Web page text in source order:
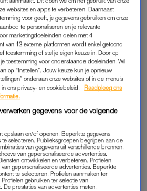
vouw ik de was. Als ze me van de
of ik misschien zwanger ben. Ik moet
ik dat echt niet wil, een kind, nu. En
ik heb niet eens een vriend. Ze
vorig jaar nu niet, je zegt nu nu niet,
We moeten allebei hard lachen, het is
waarop ik dacht: ik wil een kind is
En wachtte ik daar eigenlijk op?
'Ik leer voor het eerst hoe het
is om gelukkig te zijn met
mezelf'
LEES OOK
websites en apps te verbeteren. Daarnaast
voor geeft, je gegevens gebruiken om onze
te personaliseren en je relevante
marketingdoeleinden delen met 4
van 13 externe platformen wordt enkel getoond
toestemming of stel je eigen keuze in. Door op
toestemming voor onderstaande doeleinden. Wil
op “Instellen”. Jouw keuze kun je opnieuw
onderaan onze websites of in de menu’s
ons privacy- en cookiebeleid.
Raadpleeg ons
gegevens voor de volgende
opslaan en/of openen. Beperkte gegevens
selecteren. Publieksgroepen begrijpen aan de
van gegevens uit verschillende bronnen.
van gepersonaliseerde advertenties.
ontwikkelen en verbeteren. Profielen
gepersonaliseerde advertenties. Beperkte
te selecteren. Profielen aanmaken ter
gebruiken ter selectie van
De prestaties van advertenties meten.